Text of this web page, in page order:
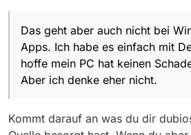
Das geht aber auch nicht bei
Apps. Ich habe es einfach mit
hoffe mein PC hat keinen
Aber ich denke eher nicht.
Kommt darauf an was du dir